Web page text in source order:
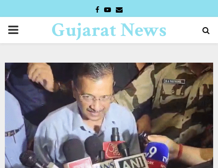
FACEBOOK
YOUTUBE
EMAIL
PRIMARYGujarat News